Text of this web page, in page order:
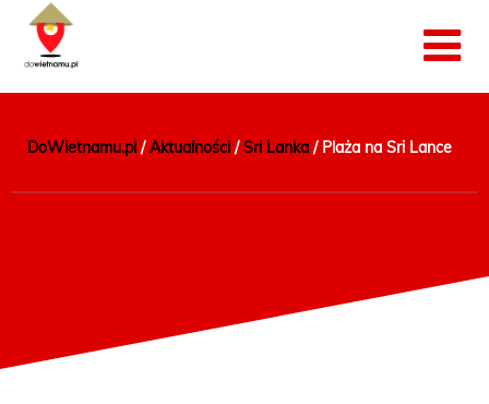
DoWietnamu.pl /Aktualności /Sri Lanka / Plaża na Sri Lance